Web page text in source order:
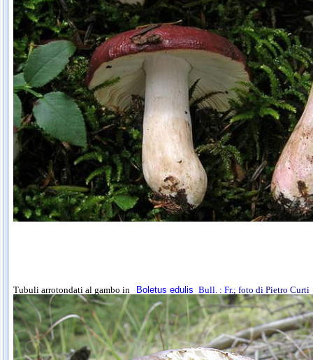
Tubuli arrotondati al gambo in Boletus edulis Bull. : Fr.; foto di Pietro Curti